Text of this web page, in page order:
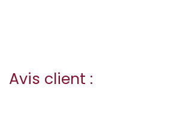
Avis client :